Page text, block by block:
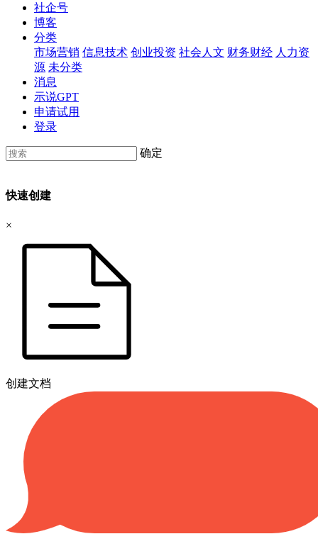
社企号
博客
分类
市场营销 信息技术 创业投资 社会人文 财务财经 人力资
源 未分类
消息
示说GPT
申请试用
登录
确定
快速创建
×
创建文档